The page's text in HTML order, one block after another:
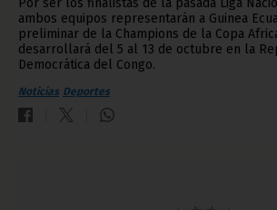
Por ser los finalistas de la pasada Liga
ambos equipos representarán a Guinea
preliminar de la Champions de la Copa
desarrollará del 5 al 13 de octubre en la
Democrática del Congo.
Noticias Deportes